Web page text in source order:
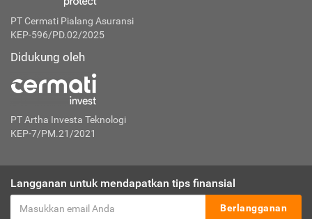
PT Cermati Pialang Asuransi
KEP-596/PD.02/2025
Didukung oleh
PT Artha Investa Teknologi
KEP-7/PM.21/2021
Langganan untuk mendapatkan tips finansial
Berlangganan